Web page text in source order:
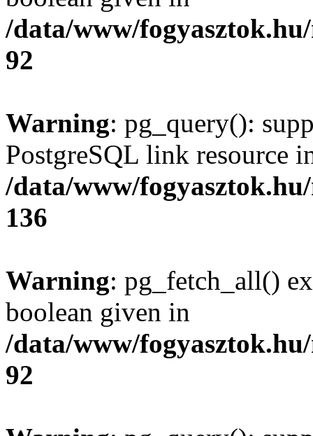
/data/www/
92
Warning: pg_query():
PostgreSQL link resource
/data/www/
136
Warning: pg_fetch_all()
boolean given in
/data/www/
92